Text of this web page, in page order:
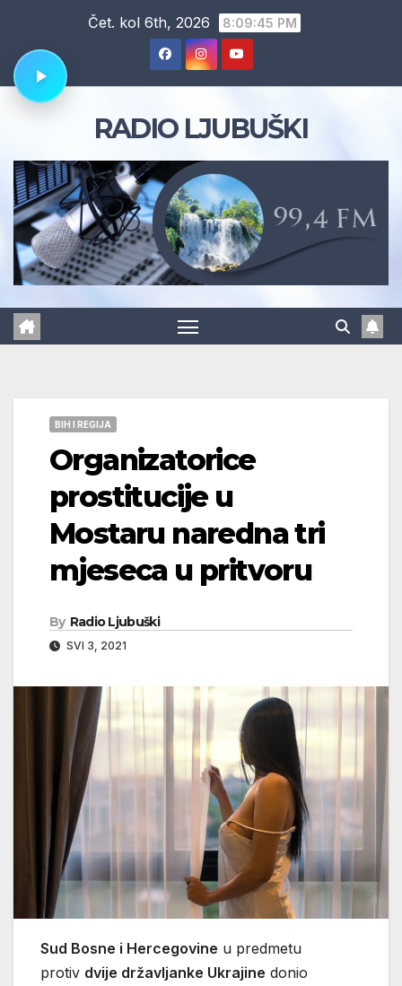
content
Čet. kol 6th, 2026 8:09:46 PM
RADIO LJUBUŠKI
BIH I REGIJA
Organizatorice
prostitucije u
Mostaru naredna tri
mjeseca u pritvoru
By Radio Ljubuški
SVI 3, 2021
Sud Bosne i Hercegovine u predmetu
protiv dvije državljanke Ukrajine donio